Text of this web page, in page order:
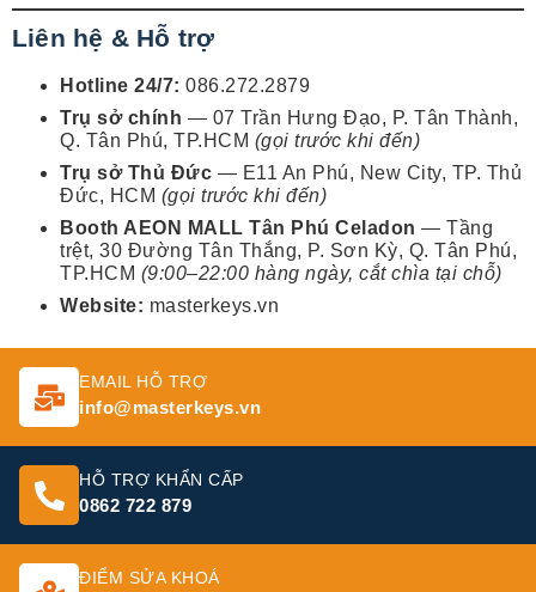
Liên hệ & Hỗ trợ
Hotline 24/7: 086.272.2879
Trụ sở chính — 07 Trần Hưng Đạo, P. Tân Thành,
Q. Tân Phú, TP.HCM (gọi trước khi đến)
Trụ sở Thủ Đức — E11 An Phú, New City, TP. Thủ
Đức, HCM (gọi trước khi đến)
Booth AEON MALL Tân Phú Celadon — Tầng
trệt, 30 Đường Tân Thắng, P. Sơn Kỳ, Q. Tân Phú,
TP.HCM (9:00–22:00 hàng ngày, cắt chìa tại chỗ)
Website: masterkeys.vn
EMAIL HỖ TRỢ
info@masterkeys.vn
HỖ TRỢ KHẨN CẤP
0862 722 879
ĐIỂM SỬA KHOÁ